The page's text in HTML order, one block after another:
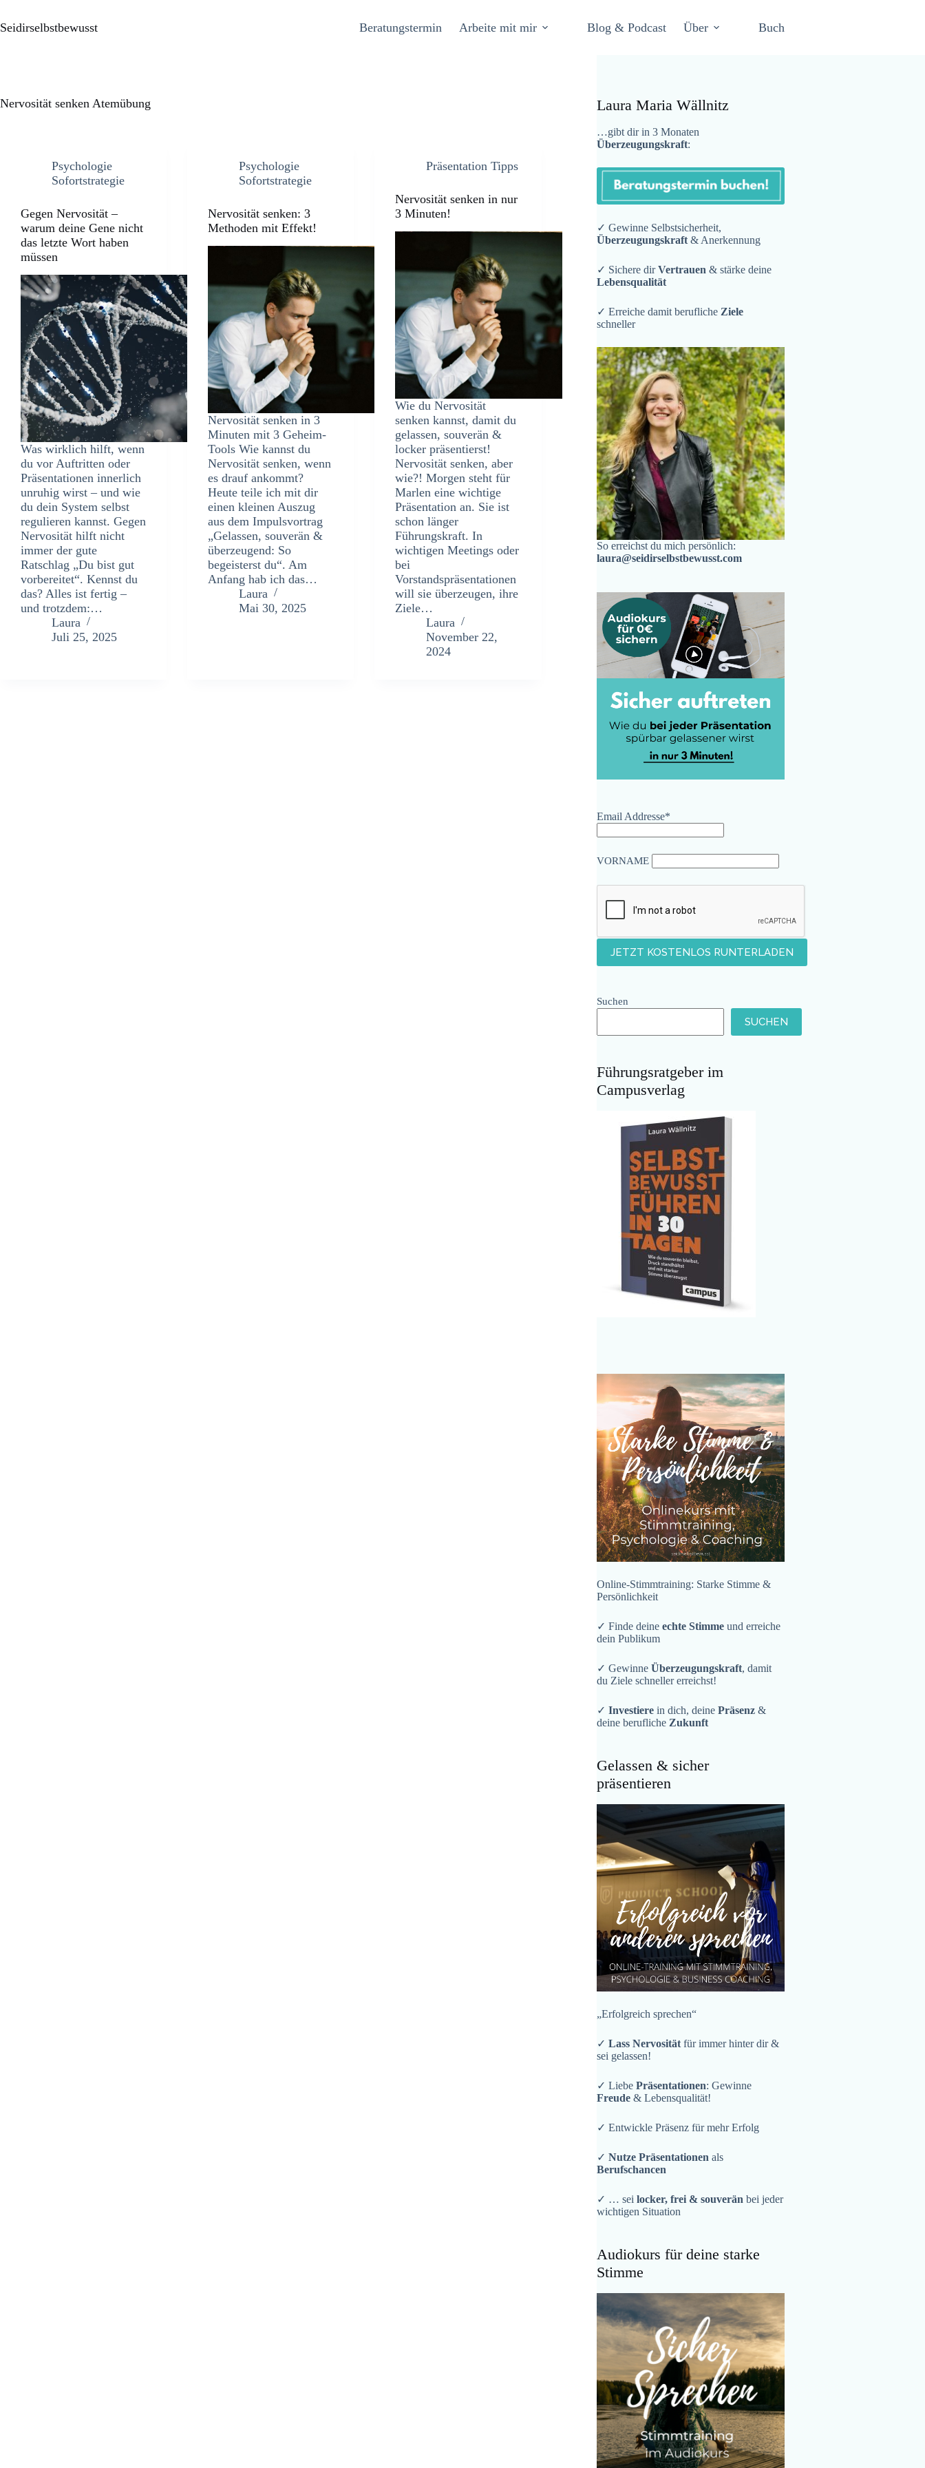
Seidirselbstbewusst Beratungstermin Arbeite mit mir Blog & Podcast Über Buch
Nervosität senken Atemübung
Psychologie
Sofortstrategie
Gegen Nervosität –
warum deine Gene nicht
das letzte Wort haben
müssen
Was wirklich hilft, wenn
du vor Auftritten oder
Präsentationen innerlich
unruhig wirst – und wie
du dein System selbst
regulieren kannst. Gegen
Nervosität hilft nicht
immer der gute
Ratschlag „Du bist gut
vorbereitet“. Kennst du
das? Alles ist fertig –
und trotzdem:…
Laura
Juli 25, 2025
Psychologie
Sofortstrategie
Nervosität senken: 3
Methoden mit Effekt!
Nervosität senken in 3
Minuten mit 3 Geheim-
Tools Wie kannst du
Nervosität senken, wenn
es drauf ankommt?
Heute teile ich mit dir
einen kleinen Auszug
aus dem Impulsvortrag
„Gelassen, souverän &
überzeugend: So
begeisterst du“. Am
Anfang hab ich das…
Laura
Mai 30, 2025
Präsentation Tipps
Nervosität senken in nur
3 Minuten!
Wie du Nervosität
senken kannst, damit du
gelassen, souverän &
locker präsentierst!
Nervosität senken, aber
wie?! Morgen steht für
Marlen eine wichtige
Präsentation an. Sie ist
schon länger
Führungskraft. In
wichtigen Meetings oder
bei
Vorstandspräsentationen
will sie überzeugen, ihre
Ziele…
Laura
November 22,
2024
Laura Maria Wällnitz
…gibt dir in 3 Monaten
Überzeugungskraft:
✓ Gewinne Selbstsicherheit,
Überzeugungskraft & Anerkennung
✓ Sichere dirVertrauen & stärke deine
Lebensqualität
✓ Erreiche damit berufliche Ziele
schneller
So erreichst du mich persönlich:
laura@seidirselbstbewusst.com
Email Addresse*
VORNAME
Suchen
SUCHEN
Führungsratgeber im
Campusverlag
Online-Stimmtraining: Starke Stimme &
Persönlichkeit
✓ Finde deineechte Stimme und erreiche
dein Publikum
✓ GewinneÜberzeugungskraft, damit
du Ziele schneller erreichst!
✓Investiere in dich, deinePräsenz &
deine berufliche Zukunft
Gelassen & sicher
präsentieren
„Erfolgreich sprechen“
✓Lass Nervosität für immer hinter dir &
sei gelassen!
✓ LiebePräsentationen: Gewinne
Freude & Lebensqualität!
✓ Entwickle Präsenz für mehr Erfolg
✓Nutze Präsentationenals
Berufschancen
✓ … seilocker, frei & souverän bei jeder
wichtigen Situation
Audiokurs für deine starke
Stimme